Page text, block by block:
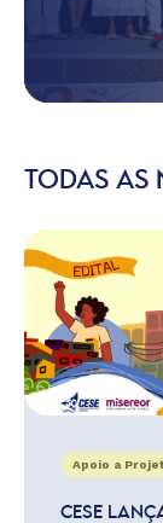
TODAS
Apoio a
CESE